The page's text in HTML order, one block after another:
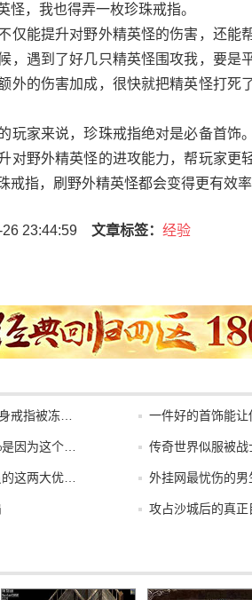
怪，我也得弄一枚珍珠戒指。
仅能提升对野外精英怪的伤害，还能
，遇到了好几只精英怪围攻我，要是
外的伤害加成，很快就把精英怪打死
玩家来说，珍珠戒指绝对是必备首饰
对野外精英怪的进攻能力，帮玩家更
戒指，刷野外精英怪都会变得更有效
26 23:44:59 文章标签： 经验
戒指被冻… 一件好的首饰能让
因为这个… 传奇世界似服被
这两大优… 外挂网最忧伤的
攻占沙城后的真正